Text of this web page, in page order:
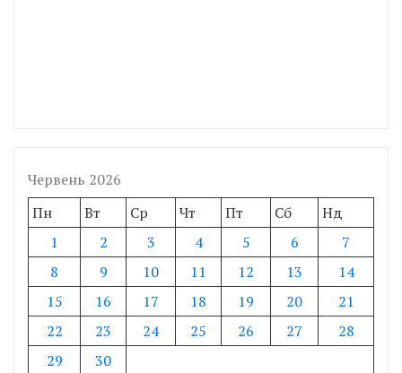
Червень 2026
Пн
Вт Ср Чт Пт Сб
Нд
1
2 3 4 5 6
7
8
9 10 11 12 13
14
15
16 17 18 19 20
21
22
23 24 25 26 27
28
29
30